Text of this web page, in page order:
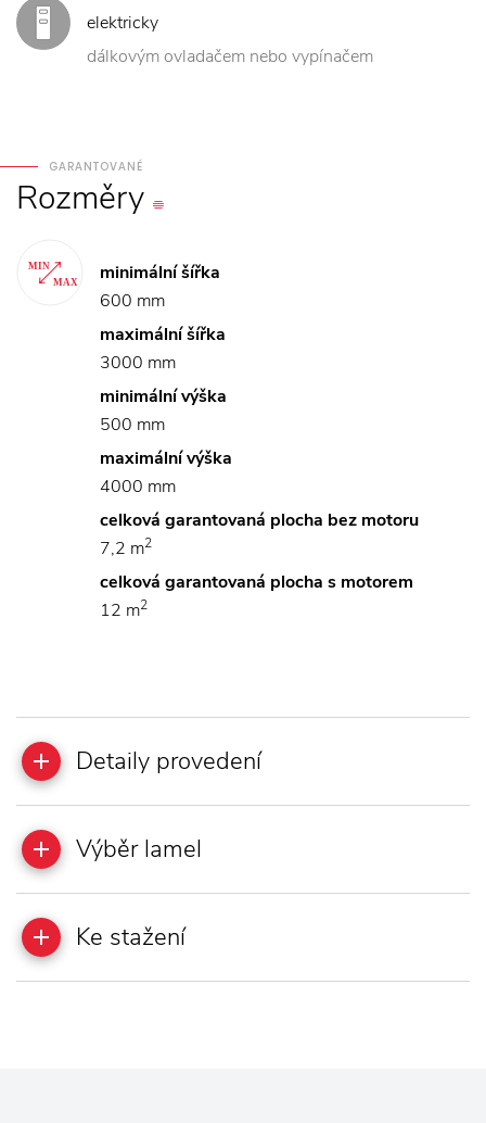
elektricky
dálkovým ovladačem nebo vypínačem
GARANTOVANÉ
Rozměry
minimální šířka
600 mm
maximální šířka
3000 mm
minimální výška
500 mm
maximální výška
4000 mm
celková garantovaná plocha bez motoru
7,2 m2
celková garantovaná plocha s motorem
12 m2
Detaily provedení
Výběr lamel
Ke stažení